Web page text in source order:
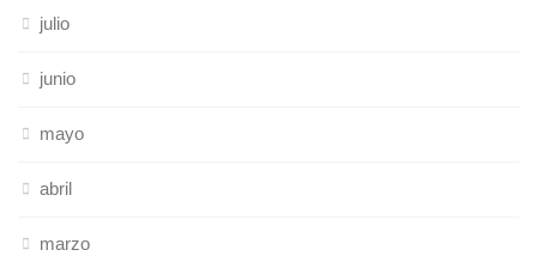
julio
junio
mayo
abril
marzo